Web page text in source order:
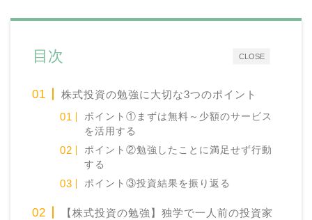
CLOSE
目次
株式投資の勉強に大切な3つのポイント
ポイント①まずは無料～少額のサービス
を活用する
ポイント②勉強したことに満足せず行動
する
ポイント③投資結果を振り返る
【株式投資の勉強】独学で一人前の投資家